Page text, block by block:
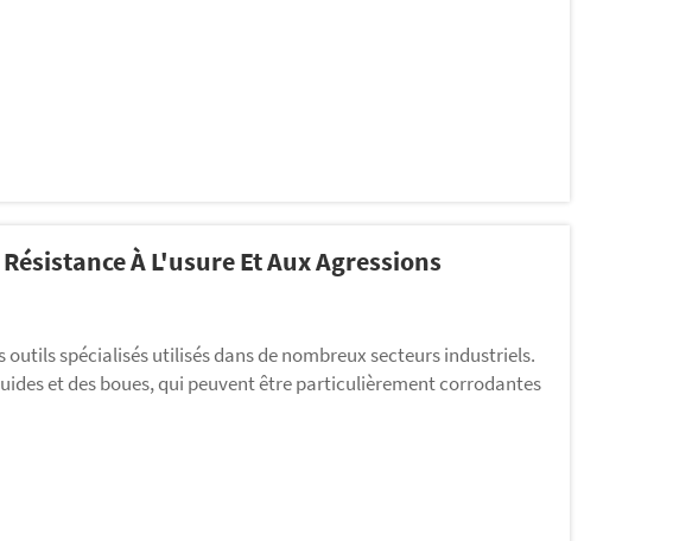
de l’entretien des pompes consiste à utiliser les lubrifiants de
savons que les lubrifiants adaptés permettent de maintenir…
À L'usure Et Aux Agressions
outils spécialisés utilisés dans de nombreux secteurs industriels.
et des boues, qui peuvent être particulièrement corrodantes
les pompes en polyuréthane pour leur longue durée de vie. Chez
de disposer d'équipements fiables...